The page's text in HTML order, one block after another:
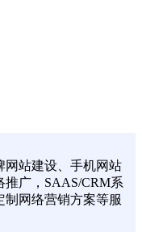
站建设、手机网站
广，SAAS/CRM系
网络营销方案等服